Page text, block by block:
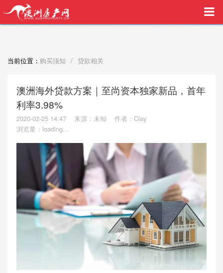
买家中介VIP服务，助您安心购房
当前位置： 购买须知 / 贷款相关
澳洲海外贷款方案｜至尚资本独家新品，首年
利率3.98%
2020-02-25 14:47 来源：未知
作者：Clay
浏览量： loading...